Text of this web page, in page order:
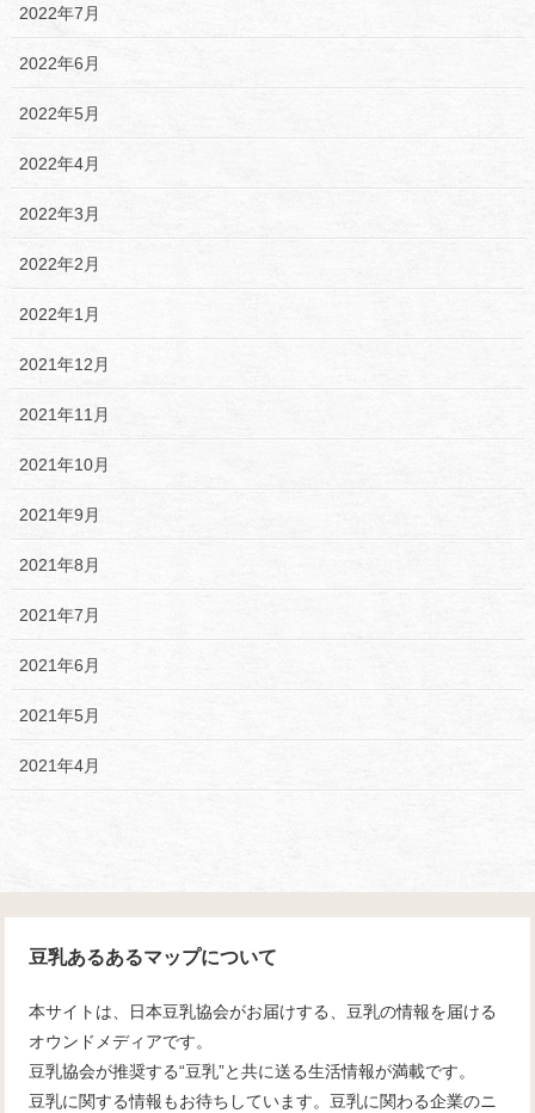
2022年7月
2022年6月
2022年5月
2022年4月
2022年3月
2022年2月
2022年1月
2021年12月
2021年11月
2021年10月
2021年9月
2021年8月
2021年7月
2021年6月
2021年5月
2021年4月
豆乳あるあるマップについて
本サイトは、日本豆乳協会がお届けする、豆乳の情報を届ける
オウンドメディアです。
豆乳協会が推奨する“豆乳”と共に送る生活情報が満載です。
豆乳に関する情報もお待ちしています。豆乳に関わる企業のニ